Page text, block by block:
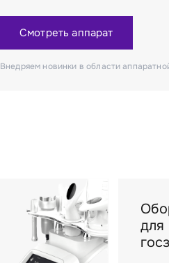
Смотреть аппарат
Внедряем новинки в области
для